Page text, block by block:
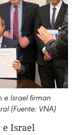
e Israel firman
(Fuente: VNA)
e Israel